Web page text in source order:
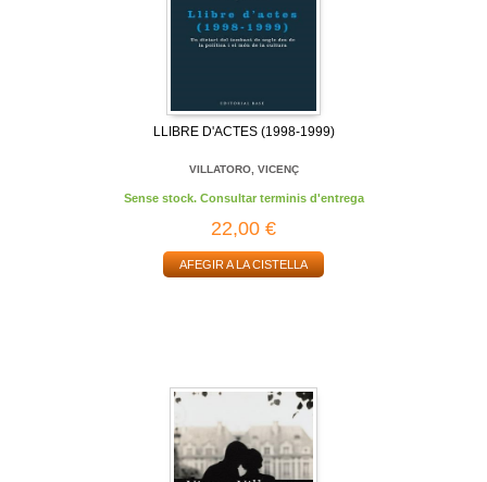
LLIBRE D'ACTES (1998-1999)
VILLATORO, VICENÇ
Sense stock. Consultar terminis d'entrega
22,00 €
AFEGIR A LA CISTELLA